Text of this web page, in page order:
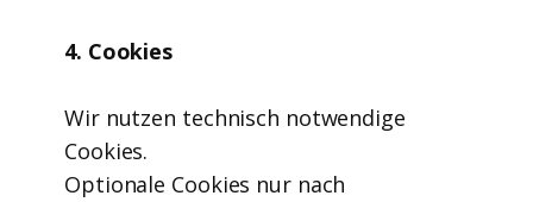
4. Cookies
Wir nutzen technisch notwendige
Cookies.
Optionale Cookies nur nach